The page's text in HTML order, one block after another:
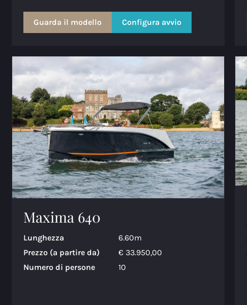
Guarda il modello Configura avvio
Maxima 640
Lunghezza
6.60m
Prezzo (a partire da)
€ 33.950,00
Numero di persone
10